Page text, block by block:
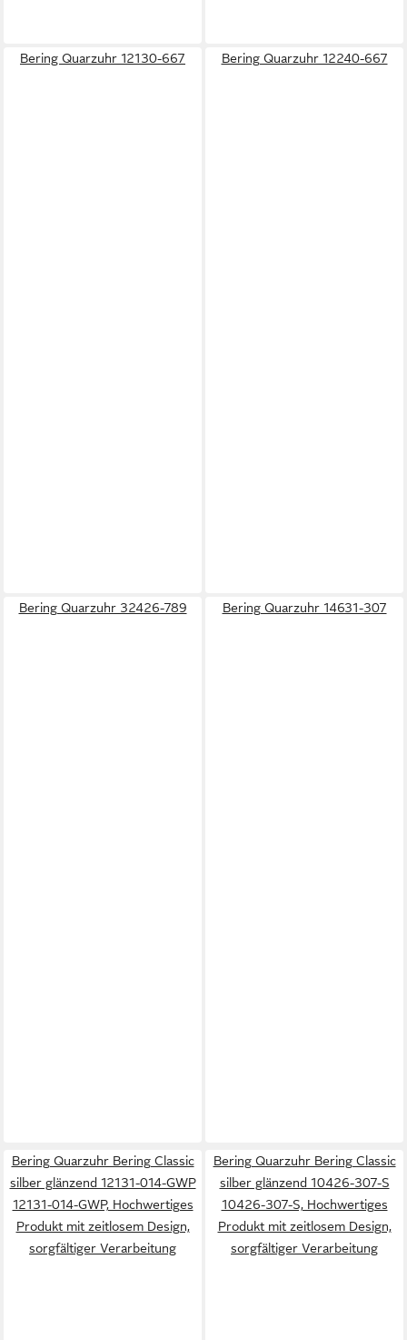
Bering Quarzuhr 12130-667 Bering Quarzuhr 12240-667
Bering Quarzuhr 32426-789 Bering Quarzuhr 14631-307
Bering Quarzuhr Bering Classic
silber glänzend 12131-014-GWP
12131-014-GWP, Hochwertiges
Produkt mit zeitlosem Design,
sorgfältiger Verarbeitung
Bering Quarzuhr Bering Classic
silber glänzend 10426-307-S
10426-307-S, Hochwertiges
Produkt mit zeitlosem Design,
sorgfältiger Verarbeitung